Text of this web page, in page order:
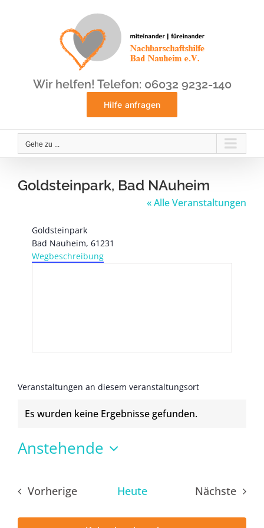
Wir helfen! Telefon: 06032 9232-140
Hilfe anfragen
Gehe zu ...
Goldsteinpark, Bad NAuheim
« Alle Veranstaltungen
Adresse
Goldsteinpark
Bad Nauheim, 61231
Wegbeschreibung
Veranstaltungen an diesem veranstaltungsort
Hinweis
Es wurden keine Ergebnisse gefunden.
Anstehende
wählen.
Vorherige
Heute
Nächste